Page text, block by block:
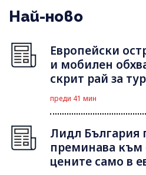
Най-ново
Европейски
и мобилен
скрит рай за
преди 41 мин
Лидл България
преминава към
цените само в